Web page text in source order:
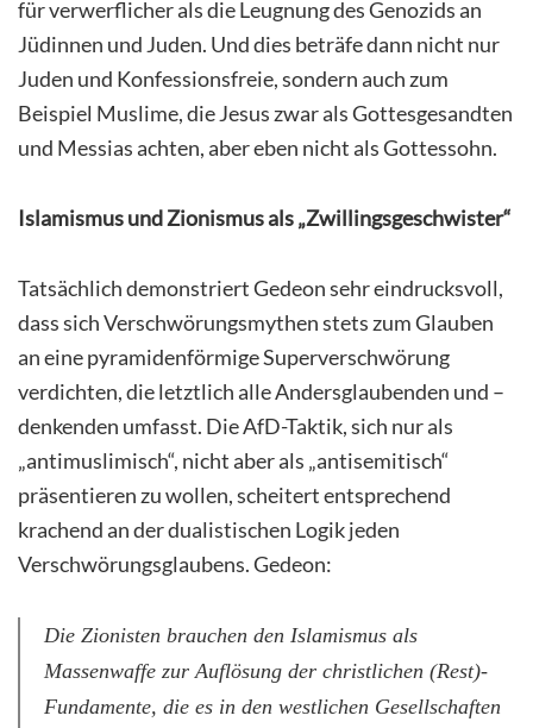
für verwerflicher als die Leugnung des Genozids an
Jüdinnen und Juden. Und dies beträfe dann nicht nur
Juden und Konfessionsfreie, sondern auch zum
Beispiel Muslime, die Jesus zwar als Gottesgesandten
und Messias achten, aber eben nicht als Gottessohn.
Islamismus und Zionismus als „Zwillingsgeschwister“
Tatsächlich demonstriert Gedeon sehr eindrucksvoll,
dass sich Verschwörungsmythen stets zum Glauben
an eine pyramidenförmige Superverschwörung
verdichten, die letztlich alle Andersglaubenden und –
denkenden umfasst. Die AfD-Taktik, sich nur als
„antimuslimisch“, nicht aber als „antisemitisch“
präsentieren zu wollen, scheitert entsprechend
krachend an der dualistischen Logik jeden
Verschwörungsglaubens. Gedeon:
Die Zionisten brauchen den Islamismus als
Massenwaffe zur Auflösung der christlichen (Rest)-
Fundamente, die es in den westlichen Gesellschaften